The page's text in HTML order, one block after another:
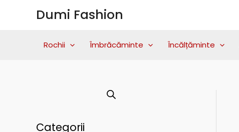
Dumi Fashion
Rochii Îmbrăcăminte Încălțăminte
Categorii